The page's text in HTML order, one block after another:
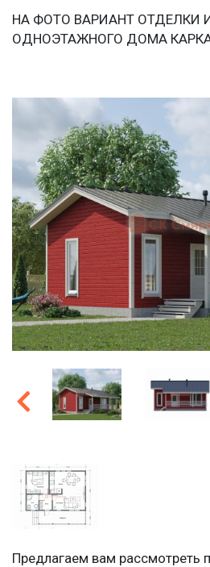
НА ФОТО ВАРИАНТ ОТДЕЛКИ
ОДНОЭТАЖНОГО ДОМА
Предлагаем вам рассмотреть